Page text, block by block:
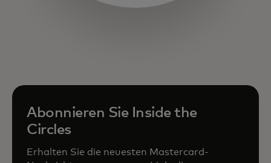
Abonnieren Sie Inside the
Circles
Erhalten Sie die neuesten Mastercard-